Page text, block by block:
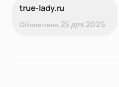
true-lady.ru
Обновлено 25 дек 2025